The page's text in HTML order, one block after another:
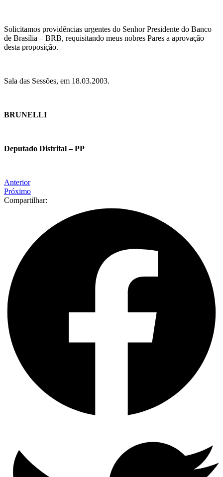
Solicitamos providências urgentes do Senhor Presidente do Banco
de Brasília – BRB, requisitando meus nobres Pares a aprovação
desta proposição.
Sala das Sessões, em 18.03.2003.
BRUNELLI
Deputado Distrital – PP
Anterior
Próximo
Compartilhar: